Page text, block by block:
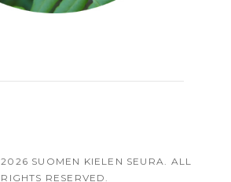
2026 SUOMEN KIELEN SEURA
. ALL
RIGHTS RESERVED.